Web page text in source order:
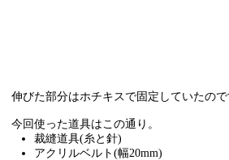
伸びた部分はホチキスで固定していたの
今回使った道具はこの通り。
裁縫道具(糸と針)
アクリルベルト(幅20mm)